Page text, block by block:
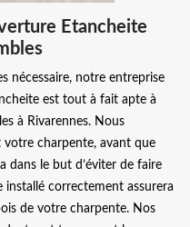
Etancheite
nécessaire, notre entreprise
est tout à fait apte à
à Rivarennes. Nous
votre charpente, avant que
dans le but d’éviter de faire
correctement assurera
de votre charpente. Nos